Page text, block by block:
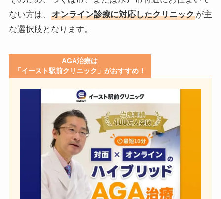
ない方は、
オンライン診療に対応したクリニックが主
な選択肢となります。
AGA治療は
「イースト駅前クリニック」がおすすめ！